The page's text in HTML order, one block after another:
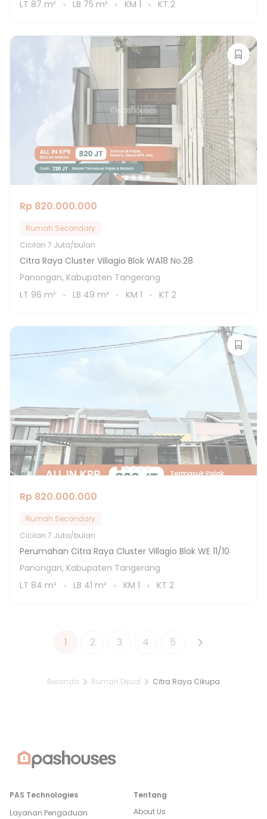
LT 87 m² LB 75 m² KM 1 KT 2
Rp 820.000.000
Rumah Secondary
Cicilan 7 Juta/bulan
Citra Raya Cluster Villagio Blok WA18 No.28
Panongan, Kabupaten Tangerang
LT 96 m² LB 49 m² KM 1 KT 2
Rp 820.000.000
Rumah Secondary
Cicilan 7 Juta/bulan
Perumahan Citra Raya Cluster Villagio Blok WE 11/10
Panongan, Kabupaten Tangerang
LT 84 m² LB 41 m² KM 1 KT 2
1 2 3 4 5
Beranda Rumah Dijual Citra Raya Cikupa
PAS Technologies
Layanan Pengaduan
Tentang
About Us